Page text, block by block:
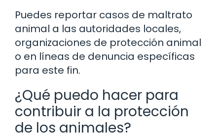
Puedes reportar casos de maltrato
animal a las autoridades locales,
organizaciones de protección animal
o en líneas de denuncia específicas
para este fin.
¿Qué puedo hacer para
contribuir a la protección
de los animales?